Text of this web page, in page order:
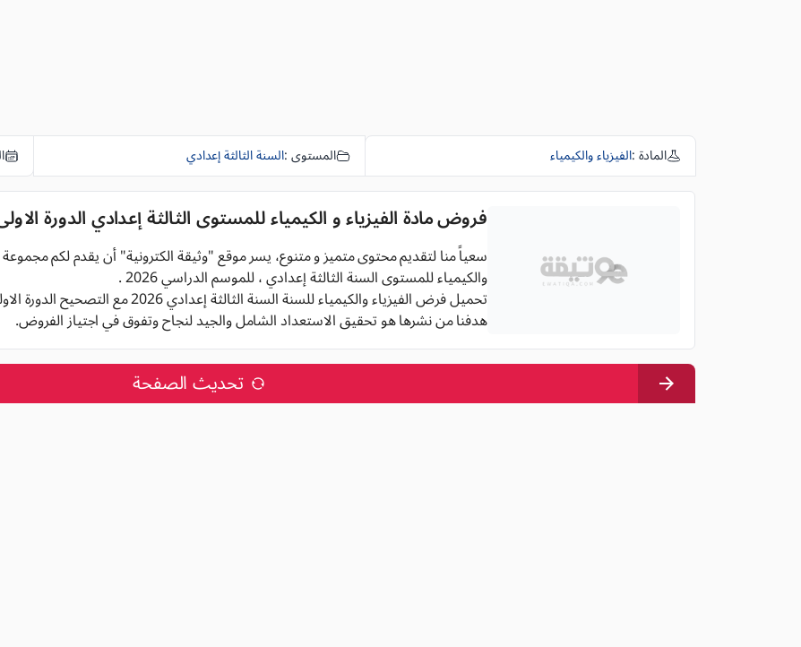
المادة :الفيزياء والكيمياء المستوى :السنة الثالثة إعدادي
فروض مادة الفيزياء و الكيمياء للمستوى الثالثة إعدادي الدورة الاولى
سعياً منا لتقديم محتوى متميز و متنوع، يسر موقع "وثيقة الكترونية" أن يقدم لكم
والكيمياء للمستوى السنة الثالثة إعدادي ، للموسم الدراسي 2026 .
تحميل فرض الفيزياء والكيمياء للسنة السنة الثالثة إعدادي 2026 مع التصحيح الدورة الاولى و الدورة الثانية,
هدفنا من نشرها هو تحقيق الاستعداد الشامل والجيد لنجاح وتفوق في اجتياز الفروض.
تحديث الصفحة